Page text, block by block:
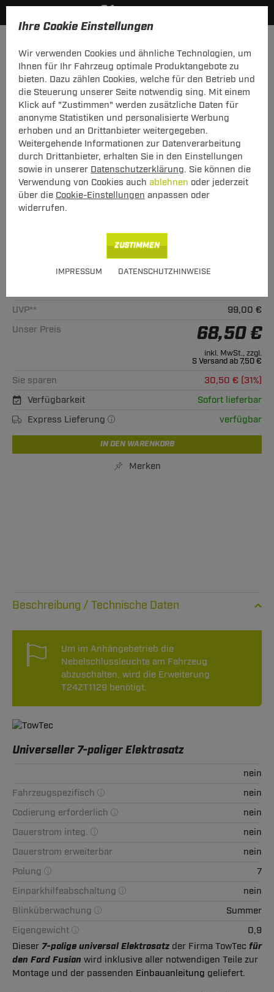
Ihre Cookie Einstellungen
Wir verwenden Cookies und ähnliche Technologien, um
Ihnen für Ihr Fahrzeug optimale Produktangebote zu
bieten. Dazu zählen Cookies, welche für den Betrieb und
die Steuerung unserer Seite notwendig sing. Mit einem
Klick auf "Zustimmen" werden zusätzliche Daten für
anonyme Statistiken und personalisierte Werbung
erhoben und an Drittanbieter weitergegeben.
Weitergehende Informationen zur Datenverarbeitung
durch Drittanbieter, erhalten Sie in den Einstellungen
sowie in unserer Datenschutzerklärung. Sie können die
Verwendung von Cookies auch ablehnen oder jederzeit
über die Cookie-Einstellungen anpassen oder
widerrufen.
IMPRESSUM DATENSCHUTZHINWEISE
ZUSTIMMEN
Hier geht's zur Fahrzeugübersicht: Ford Fusion
Elektrosatz 7-pol. von TowTec: Ford
Fusion Typ JU
Universeller 7-poliger Elektrosatz
Art.-Nr.
Hinweise beachten
UVP**
99,00 €
Unser Preis
68,50 €
inkl. MwSt., zzgl.
S Versand ab 7,50 €
Sie sparen
30,50 € (31%)
Verfügbarkeit
Sofort lieferbar
Express Lieferung
verfügbar
IN DEN WARENKORB
Merken
Technische Daten
Um im Anhängebetrieb die
Nebelschlussleuchte am Fahrzeug
abzuschalten, wird die Erweiterung
T24ZT1129 benötigt.
Universeller 7-poliger Elektrosatz
nein
Fahrzeugspezifisch
nein
Codierung erforderlich
nein
Dauerstrom integ.
nein
Dauerstrom erweiterbar
nein
Polung
7
Einparkhilfeabschaltung
nein
Blinküberwachung
Summer
Eigengewicht
0,9
Dieser 7-polige universal Elektrosatz der Firma TowTec für
den Ford Fusion wird inklusive aller notwendigen Teile zur
Montage und der passenden Einbauanleitung geliefert.